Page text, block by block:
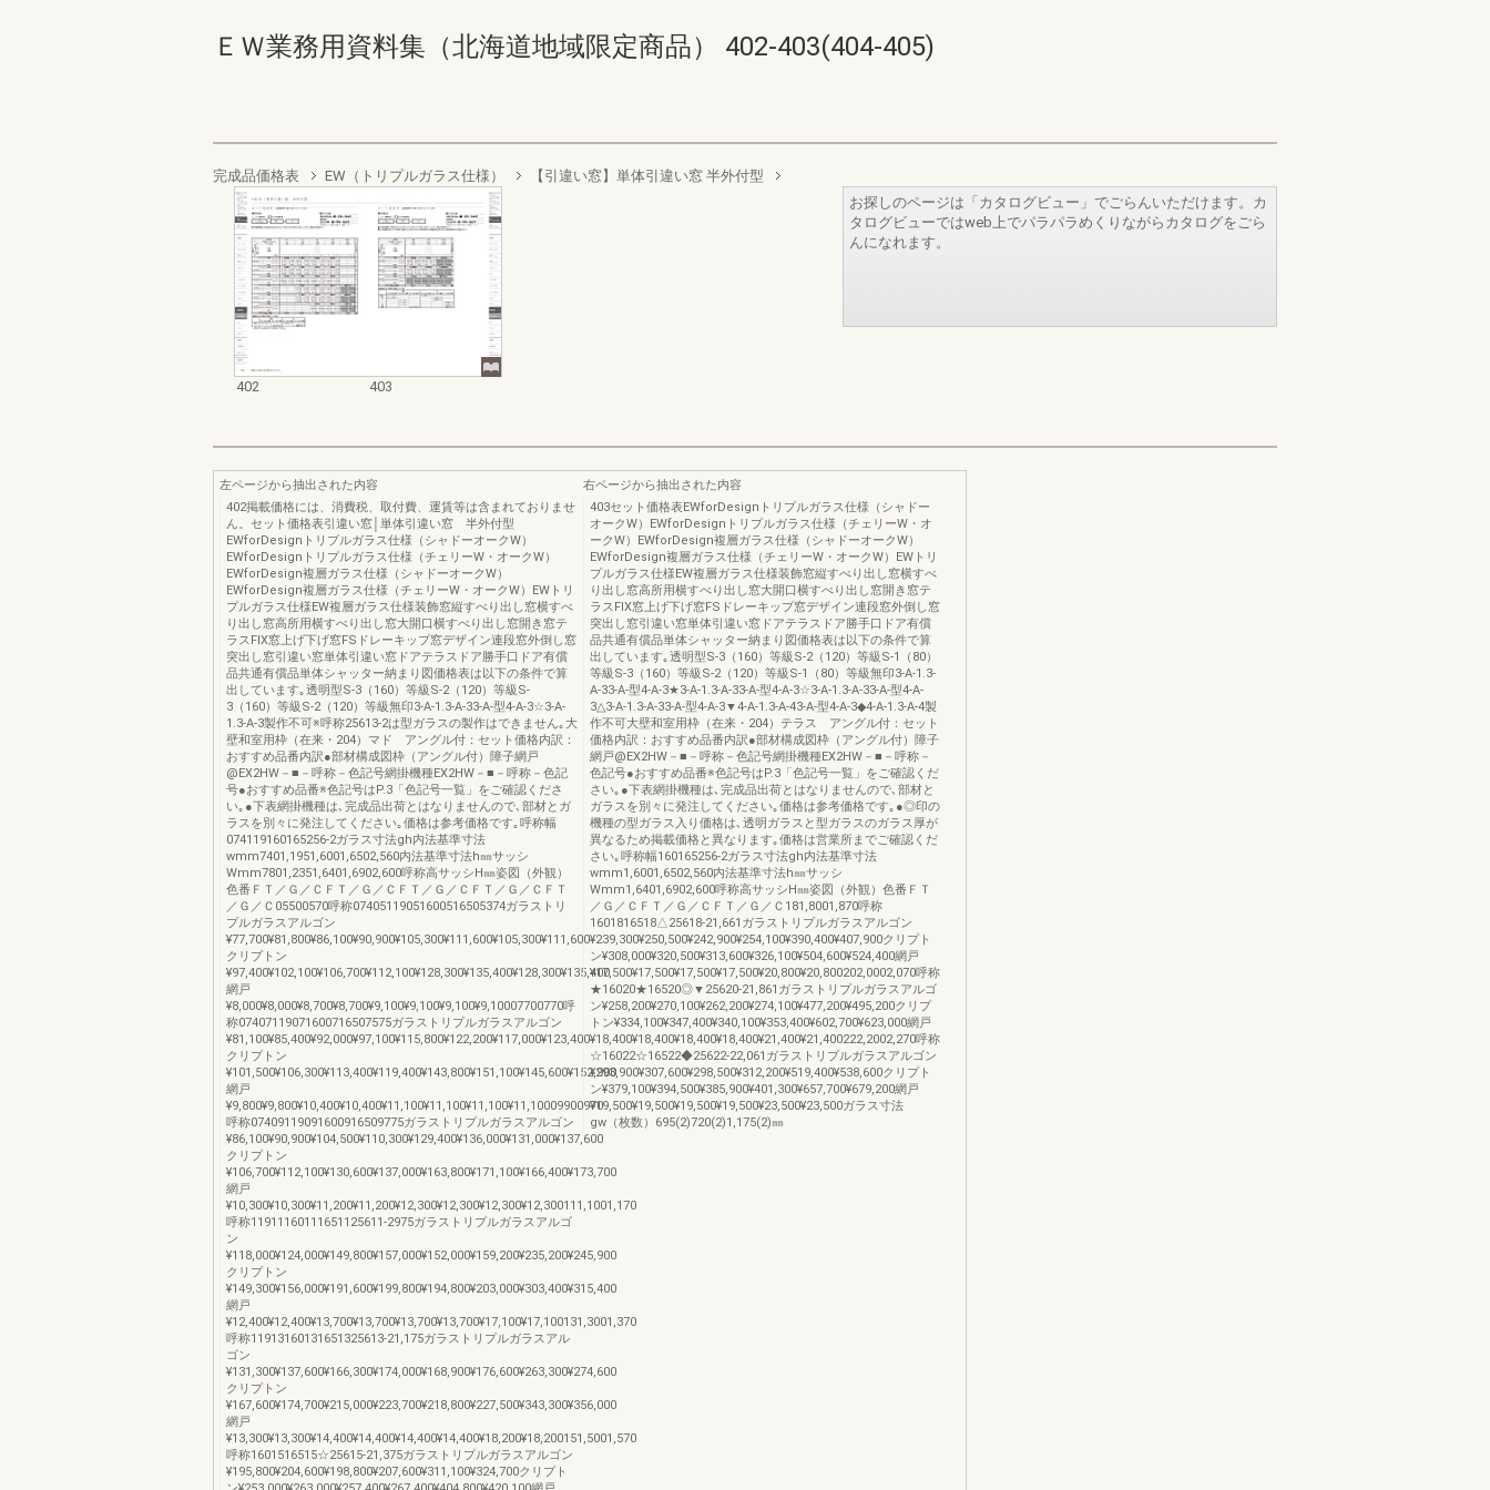
ＥＷ業務用資料集（北海道地域限定商品） 402-403(404-405)
完成品価格表 EW（トリプルガラス仕様） 【引違い窓】単体引違い窓 半外付型
402 403
お探しのページは「カタログビュー」でごらんいただけます。カ
タログビューではweb上でパラパラめくりながらカタログをごら
んになれます。
左ページから抽出された内容
402掲載価格には、消費税、取付費、運賃等は含まれておりませ
ん。セット価格表引違い窓│単体引違い窓 半外付型
EWforDesignトリプルガラス仕様（シャドーオークW）
EWforDesignトリプルガラス仕様（チェリーW・オークW）
EWforDesign複層ガラス仕様（シャドーオークW）
EWforDesign複層ガラス仕様（チェリーW・オークW）EWトリ
プルガラス仕様EW複層ガラス仕様装飾窓縦すべり出し窓横すべ
り出し窓高所用横すべり出し窓大開口横すべり出し窓開き窓テ
ラスFIX窓上げ下げ窓FSドレーキップ窓デザイン連段窓外倒し窓
突出し窓引違い窓単体引違い窓ドアテラスドア勝手口ドア有償
品共通有償品単体シャッター納まり図価格表は以下の条件で算
出しています｡透明型S-3（160）等級S-2（120）等級S-
3（160）等級S-2（120）等級無印3-A-1.3-A-33-A-型4-A-3☆3-A-
1.3-A-3製作不可※呼称25613-2は型ガラスの製作はできません｡大
壁和室用枠（在来・204）マド アングル付：セット価格内訳：
おすすめ品番内訳●部材構成図枠（アングル付）障子網戸
@EX2HW－■－呼称－色記号網掛機種EX2HW－■－呼称－色記
号●おすすめ品番※色記号はP.3「色記号一覧」をご確認くださ
い｡●下表網掛機種は､完成品出荷とはなりませんので､部材とガ
ラスを別々に発注してください｡価格は参考価格です｡呼称幅
074119160165256-2ガラス寸法gh内法基準寸法
wmm7401,1951,6001,6502,560内法基準寸法h㎜サッシ
Wmm7801,2351,6401,6902,600呼称高サッシH㎜姿図（外観）
色番ＦＴ／Ｇ／ＣＦＴ／Ｇ／ＣＦＴ／Ｇ／ＣＦＴ／Ｇ／ＣＦＴ
／Ｇ／Ｃ05500570呼称07405119051600516505374ガラストリ
プルガラスアルゴン
¥77,700¥81,800¥86,100¥90,900¥105,300¥111,600¥105,300¥111,600
クリプトン
¥97,400¥102,100¥106,700¥112,100¥128,300¥135,400¥128,300¥135,400
網戸
¥8,000¥8,000¥8,700¥8,700¥9,100¥9,100¥9,100¥9,10007700770呼
称07407119071600716507575ガラストリプルガラスアルゴン
¥81,100¥85,400¥92,000¥97,100¥115,800¥122,200¥117,000¥123,400
クリプトン
¥101,500¥106,300¥113,400¥119,400¥143,800¥151,100¥145,600¥152,900
網戸
¥9,800¥9,800¥10,400¥10,400¥11,100¥11,100¥11,100¥11,10009900970
呼称07409119091600916509775ガラストリプルガラスアルゴン
¥86,100¥90,900¥104,500¥110,300¥129,400¥136,000¥131,000¥137,600
クリプトン
¥106,700¥112,100¥130,600¥137,000¥163,800¥171,100¥166,400¥173,700
網戸
¥10,300¥10,300¥11,200¥11,200¥12,300¥12,300¥12,300¥12,300111,1001,170
呼称11911160111651125611-2975ガラストリプルガラスアルゴ
ン
¥118,000¥124,000¥149,800¥157,000¥152,000¥159,200¥235,200¥245,900
クリプトン
¥149,300¥156,000¥191,600¥199,800¥194,800¥203,000¥303,400¥315,400
網戸
¥12,400¥12,400¥13,700¥13,700¥13,700¥13,700¥17,100¥17,100131,3001,370
呼称11913160131651325613-21,175ガラストリプルガラスアル
ゴン
¥131,300¥137,600¥166,300¥174,000¥168,900¥176,600¥263,300¥274,600
クリプトン
¥167,600¥174,700¥215,000¥223,700¥218,800¥227,500¥343,300¥356,000
網戸
¥13,300¥13,300¥14,400¥14,400¥14,400¥14,400¥18,200¥18,200151,5001,570
呼称1601516515☆25615-21,375ガラストリプルガラスアルゴン
¥195,800¥204,600¥198,800¥207,600¥311,100¥324,700クリプト
右ページから抽出された内容
403セット価格表EWforDesignトリプルガラス仕様（シャドー
オークW）EWforDesignトリプルガラス仕様（チェリーW・オ
ークW）EWforDesign複層ガラス仕様（シャドーオークW）
EWforDesign複層ガラス仕様（チェリーW・オークW）EWトリ
プルガラス仕様EW複層ガラス仕様装飾窓縦すべり出し窓横すべ
り出し窓高所用横すべり出し窓大開口横すべり出し窓開き窓テ
ラスFIX窓上げ下げ窓FSドレーキップ窓デザイン連段窓外倒し窓
突出し窓引違い窓単体引違い窓ドアテラスドア勝手口ドア有償
品共通有償品単体シャッター納まり図価格表は以下の条件で算
出しています｡透明型S-3（160）等級S-2（120）等級S-1（80）
等級S-3（160）等級S-2（120）等級S-1（80）等級無印3-A-1.3-
A-33-A-型4-A-3★3-A-1.3-A-33-A-型4-A-3☆3-A-1.3-A-33-A-型4-A-
3△3-A-1.3-A-33-A-型4-A-3▼4-A-1.3-A-43-A-型4-A-3◆4-A-1.3-A-4製
作不可大壁和室用枠（在来・204）テラス アングル付：セット
価格内訳：おすすめ品番内訳●部材構成図枠（アングル付）障子
網戸@EX2HW－■－呼称－色記号網掛機種EX2HW－■－呼称－
色記号●おすすめ品番※色記号はP.3「色記号一覧」をご確認くだ
さい｡●下表網掛機種は､完成品出荷とはなりませんので､部材と
ガラスを別々に発注してください｡価格は参考価格です｡●◎印の
機種の型ガラス入り価格は､透明ガラスと型ガラスのガラス厚が
異なるため掲載価格と異なります｡価格は営業所までご確認くだ
さい｡呼称幅160165256-2ガラス寸法gh内法基準寸法
wmm1,6001,6502,560内法基準寸法h㎜サッシ
Wmm1,6401,6902,600呼称高サッシH㎜姿図（外観）色番ＦＴ
／Ｇ／ＣＦＴ／Ｇ／ＣＦＴ／Ｇ／Ｃ181,8001,870呼称
1601816518△25618-21,661ガラストリプルガラスアルゴン
¥239,300¥250,500¥242,900¥254,100¥390,400¥407,900クリプト
ン¥308,000¥320,500¥313,600¥326,100¥504,600¥524,400網戸
¥17,500¥17,500¥17,500¥17,500¥20,800¥20,800202,0002,070呼称
★16020★16520◎▼25620-21,861ガラストリプルガラスアルゴ
ン¥258,200¥270,100¥262,200¥274,100¥477,200¥495,200クリプ
トン¥334,100¥347,400¥340,100¥353,400¥602,700¥623,000網戸
¥18,400¥18,400¥18,400¥18,400¥21,400¥21,400222,2002,270呼称
☆16022☆16522◆25622-22,061ガラストリプルガラスアルゴン
¥293,900¥307,600¥298,500¥312,200¥519,400¥538,600クリプト
ン¥379,100¥394,500¥385,900¥401,300¥657,700¥679,200網戸
¥19,500¥19,500¥19,500¥19,500¥23,500¥23,500ガラス寸法
gw（枚数）695(2)720(2)1,175(2)㎜